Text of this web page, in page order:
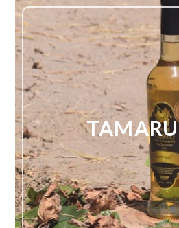
Go to slide 3